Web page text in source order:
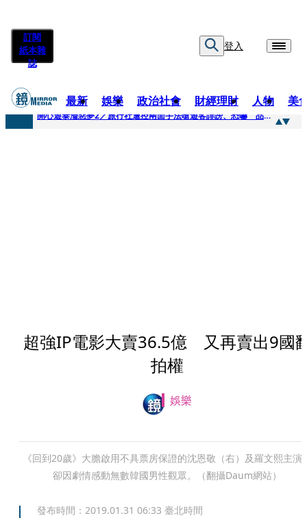
訂閱
紙本雜
誌
登入
最新 娛樂 政治社會 財經理財 人物 美
快訊
開心遊泰淪惡夢2／旅行社遭控兩面手法嗆遊客誹謗、恐嚇 品保協會回應了
超強IP電影大賣36.5億 又再賣出9國
拍權
娛樂
《回到20歲》大膽啟用不具票房保證的沈恩敬（右）及羅文熙主演
卻因劇情感動無數韓國男性觀眾。（翻攝Daum網站）
發布時間： 2019.01.31 06:33 臺北時間